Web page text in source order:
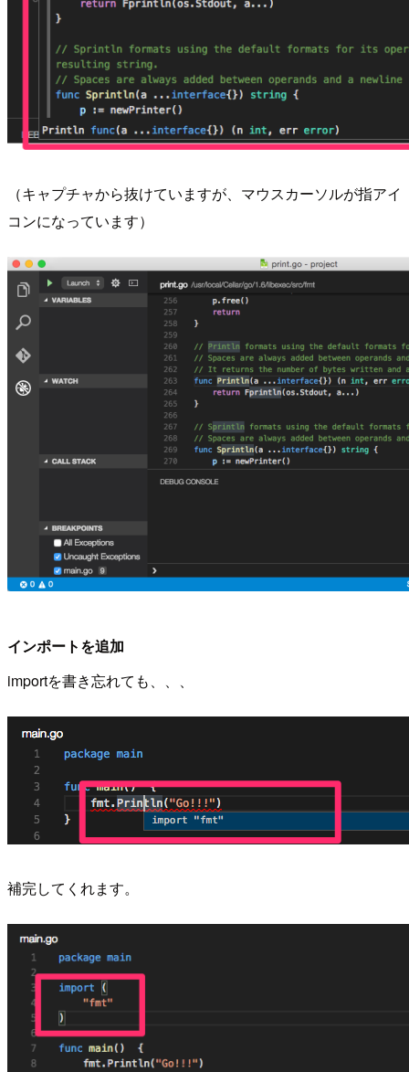
（キャプチャから抜けていますが、マウスカーソルが指アイ
コンになっています）
インポートを追加
importを書き忘れても、、、
補完してくれます。